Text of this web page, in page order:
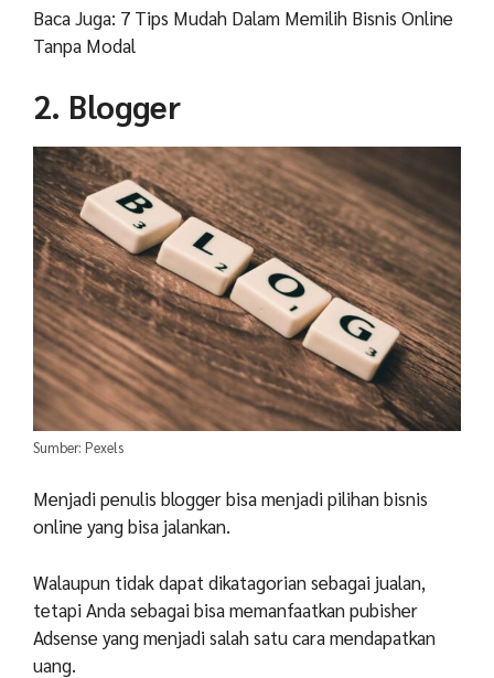
Baca Juga: 7 Tips Mudah Dalam Memilih Bisnis Online
Tanpa Modal
2. Blogger
Sumber: Pexels
Menjadi penulis blogger bisa menjadi pilihan bisnis
online yang bisa jalankan.
Walaupun tidak dapat dikatagorian sebagai jualan,
tetapi Anda sebagai bisa memanfaatkan pubisher
Adsense yang menjadi salah satu cara mendapatkan
uang.